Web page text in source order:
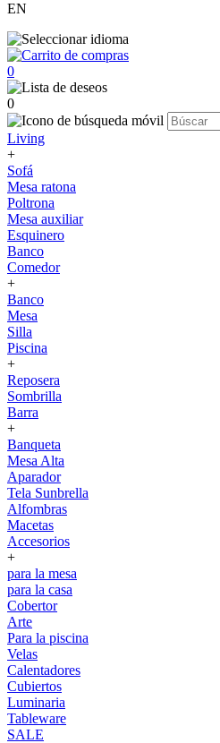
EN
0
0
Living
+
Sofá
Mesa ratona
Poltrona
Mesa auxiliar
Esquinero
Banco
Comedor
+
Banco
Mesa
Silla
Piscina
+
Reposera
Sombrilla
Barra
+
Banqueta
Mesa Alta
Aparador
Tela Sunbrella
Alfombras
Macetas
Accesorios
+
para la mesa
para la casa
Cobertor
Arte
Para la piscina
Velas
Calentadores
Cubiertos
Luminaria
Tableware
SALE